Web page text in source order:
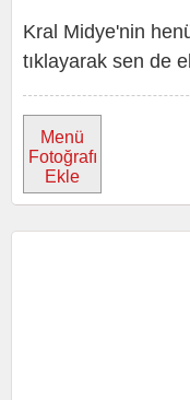
Kral Midye'nin
tıklayarak sen de
Menü
Fotoğrafı
Ekle